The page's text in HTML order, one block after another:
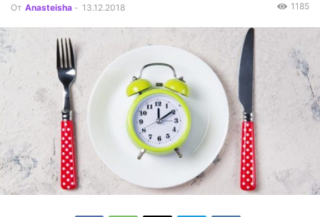
От Anasteisha - 13.12.2018 1185